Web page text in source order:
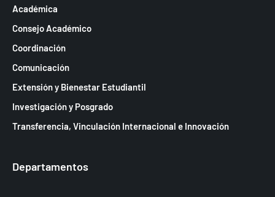
Académica
Consejo Académico
Coordinación
Comunicación
Extensión y Bienestar Estudiantil
Investigación y Posgrado
Transferencia, Vinculación Internacional e Innovación
Departamentos